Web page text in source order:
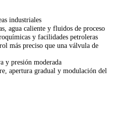
industriales
agua caliente y fluidos de proceso
y facilidades petroleras
más preciso que una válvula de
y presión moderada
apertura gradual y modulación del